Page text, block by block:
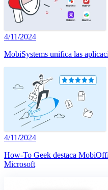
4/11/2024
MobiSystems unifica las
4/11/2024
How-To Geek destaca
Microsoft